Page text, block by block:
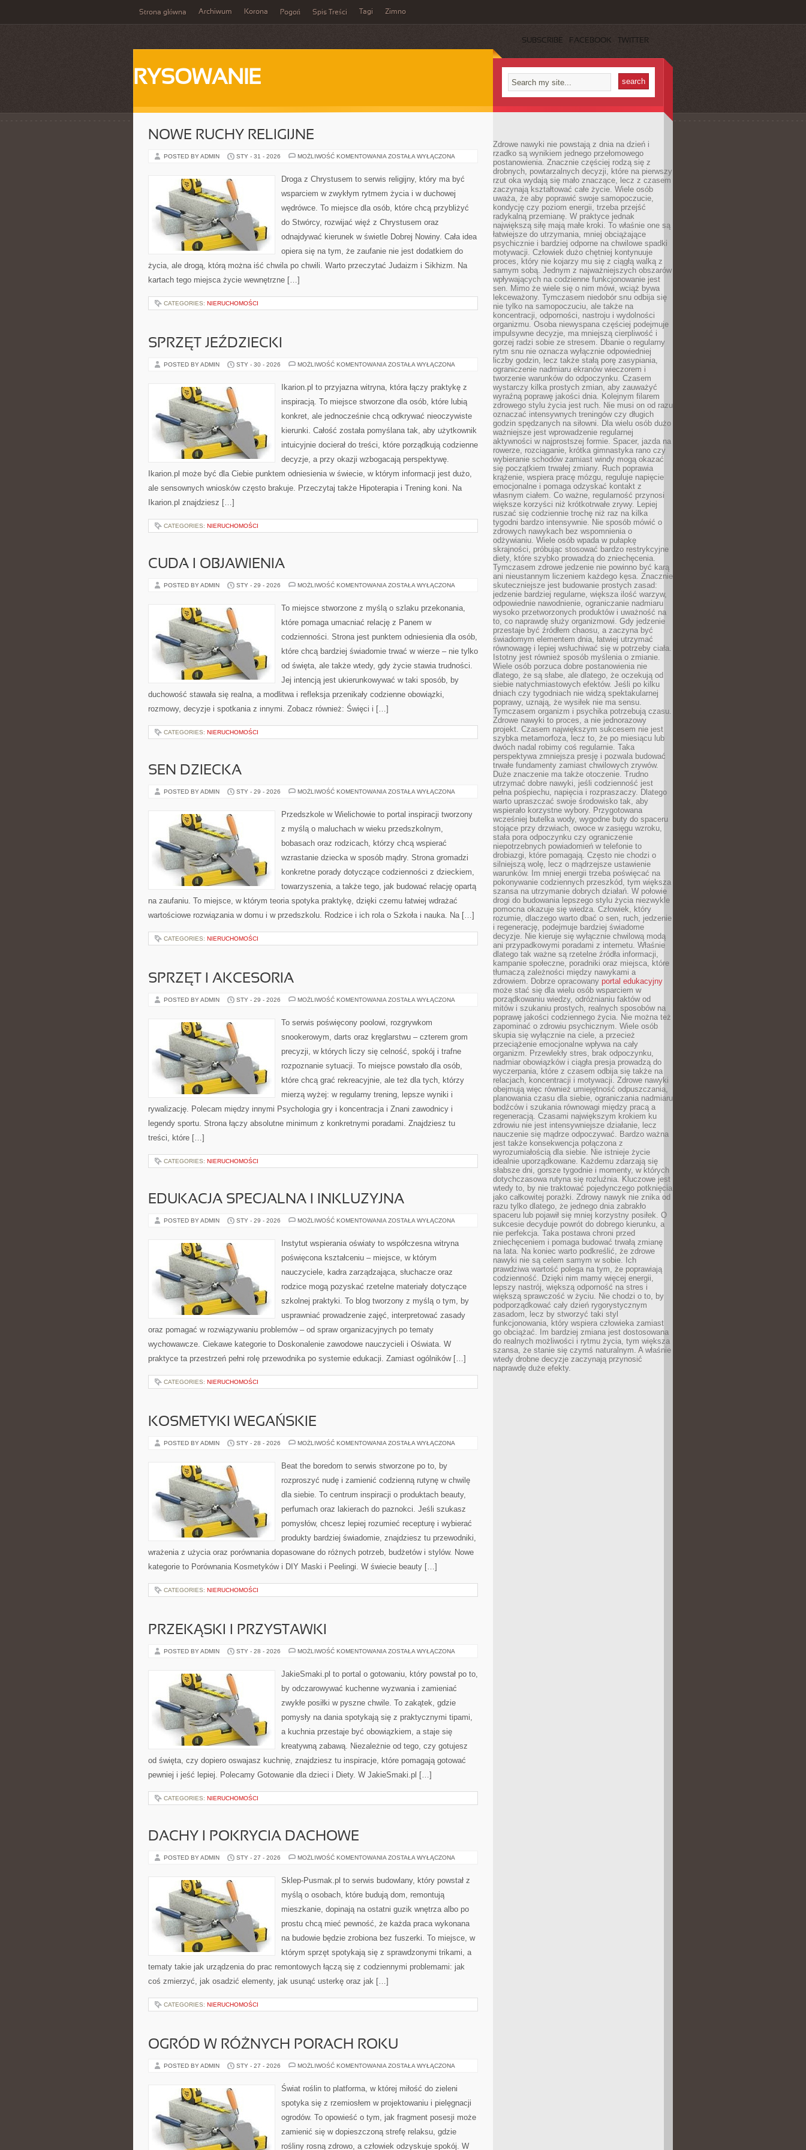
Strona główna Archiwum Korona Pogoń Spis Treści Tagi Zimno
SUBSCRIBE FACEBOOK TWITTER
RYSOWANIE
NOWE RUCHY RELIGIJNE
POSTED BY ADMIN STY - 31 - 2026 MOŻLIWOŚĆ KOMENTOWANIA NOWE
ZOSTAŁA WYŁĄCZONA
Droga z Chrystusem to serwis religijny, który ma być
wsparciem w zwykłym rytmem życia i w duchowej
wędrówce. To miejsce dla osób, które chcą przybliżyć
do Stwórcy, rozwijać więź z Chrystusem oraz
odnajdywać kierunek w świetle Dobrej Nowiny. Cała idea
opiera się na tym, że zaufanie nie jest dodatkiem do
życia, ale drogą, którą można iść chwila po chwili. Warto przeczytać Judaizm i Sikhizm. Na
kartach tego miejsca życie wewnętrzne […]
CATEGORIES: NIERUCHOMOŚCI
SPRZĘT JEŹDZIECKI
POSTED BY ADMIN STY - 30 - 2026 MOŻLIWOŚĆ KOMENTOWANIA SPRZĘT
ZOSTAŁA WYŁĄCZONA
Ikarion.pl to przyjazna witryna, która łączy praktykę z
inspiracją. To miejsce stworzone dla osób, które lubią
konkret, ale jednocześnie chcą odkrywać nieoczywiste
kierunki. Całość została pomyślana tak, aby użytkownik
intuicyjnie docierał do treści, które porządkują codzienne
decyzje, a przy okazji wzbogacają perspektywę.
Ikarion.pl może być dla Ciebie punktem odniesienia w świecie, w którym informacji jest dużo,
ale sensownych wniosków często brakuje. Przeczytaj także Hipoterapia i Trening koni. Na
Ikarion.pl znajdziesz […]
CATEGORIES: NIERUCHOMOŚCI
CUDA I OBJAWIENIA
POSTED BY ADMIN STY - 29 - 2026 MOŻLIWOŚĆ KOMENTOWANIA CUDA
ZOSTAŁA WYŁĄCZONA
To miejsce stworzone z myślą o szlaku przekonania,
które pomaga umacniać relację z Panem w
codzienności. Strona jest punktem odniesienia dla osób,
które chcą bardziej świadomie trwać w wierze – nie tylko
od święta, ale także wtedy, gdy życie stawia trudności.
Jej intencją jest ukierunkowywać w taki sposób, by
duchowość stawała się realna, a modlitwa i refleksja przenikały codzienne obowiązki,
rozmowy, decyzje i spotkania z innymi. Zobacz również: Święci i […]
CATEGORIES: NIERUCHOMOŚCI
SEN DZIECKA
POSTED BY ADMIN STY - 29 - 2026 MOŻLIWOŚĆ KOMENTOWANIA SEN
ZOSTAŁA WYŁĄCZONA
Przedszkole w Wielichowie to portal inspiracji tworzony
z myślą o maluchach w wieku przedszkolnym,
bobasach oraz rodzicach, którzy chcą wspierać
wzrastanie dziecka w sposób mądry. Strona gromadzi
konkretne porady dotyczące codzienności z dzieckiem,
towarzyszenia, a także tego, jak budować relację opartą
na zaufaniu. To miejsce, w którym teoria spotyka praktykę, dzięki czemu łatwiej wdrażać
wartościowe rozwiązania w domu i w przedszkolu. Rodzice i ich rola o Szkoła i nauka. Na […]
CATEGORIES: NIERUCHOMOŚCI
SPRZĘT I AKCESORIA
POSTED BY ADMIN STY - 29 - 2026 MOŻLIWOŚĆ KOMENTOWANIA SPRZĘT
ZOSTAŁA WYŁĄCZONA
To serwis poświęcony poolowi, rozgrywkom
snookerowym, darts oraz kręglarstwu – czterem grom
precyzji, w których liczy się celność, spokój i trafne
rozpoznanie sytuacji. To miejsce powstało dla osób,
które chcą grać rekreacyjnie, ale też dla tych, którzy
mierzą wyżej: w regularny trening, lepsze wyniki i
rywalizację. Polecam między innymi Psychologia gry i koncentracja i Znani zawodnicy i
legendy sportu. Strona łączy absolutne minimum z konkretnymi poradami. Znajdziesz tu
treści, które […]
CATEGORIES: NIERUCHOMOŚCI
EDUKACJA SPECJALNA I INKLUZYJNA
POSTED BY ADMIN STY - 29 - 2026 MOŻLIWOŚĆ KOMENTOWANIA EDUKACJA
INKLUZYJNA
ZOSTAŁA WYŁĄCZONA
Instytut wspierania oświaty to współczesna witryna
poświęcona kształceniu – miejsce, w którym
nauczyciele, kadra zarządzająca, słuchacze oraz
rodzice mogą pozyskać rzetelne materiały dotyczące
szkolnej praktyki. To blog tworzony z myślą o tym, by
usprawniać prowadzenie zajęć, interpretować zasady
oraz pomagać w rozwiązywaniu problemów – od spraw organizacyjnych po tematy
wychowawcze. Ciekawe kategorie to Doskonalenie zawodowe nauczycieli i Oświata. W
praktyce ta przestrzeń pełni rolę przewodnika po systemie edukacji. Zamiast ogólników […]
CATEGORIES: NIERUCHOMOŚCI
KOSMETYKI WEGAŃSKIE
POSTED BY ADMIN STY - 28 - 2026 MOŻLIWOŚĆ KOMENTOWANIA KOSMETYKI
ZOSTAŁA WYŁĄCZONA
Beat the boredom to serwis stworzone po to, by
rozproszyć nudę i zamienić codzienną rutynę w chwilę
dla siebie. To centrum inspiracji o produktach beauty,
perfumach oraz lakierach do paznokci. Jeśli szukasz
pomysłów, chcesz lepiej rozumieć recepturę i wybierać
produkty bardziej świadomie, znajdziesz tu przewodniki,
wrażenia z użycia oraz porównania dopasowane do różnych potrzeb, budżetów i stylów. Nowe
kategorie to Porównania Kosmetyków i DIY Maski i Peelingi. W świecie beauty […]
CATEGORIES: NIERUCHOMOŚCI
PRZEKĄSKI I PRZYSTAWKI
POSTED BY ADMIN STY - 28 - 2026 MOŻLIWOŚĆ KOMENTOWANIA PRZEKĄSKI
ZOSTAŁA WYŁĄCZONA
JakieSmaki.pl to portal o gotowaniu, który powstał po to,
by odczarowywać kuchenne wyzwania i zamieniać
zwykłe posiłki w pyszne chwile. To zakątek, gdzie
pomysły na dania spotykają się z praktycznymi tipami,
a kuchnia przestaje być obowiązkiem, a staje się
kreatywną zabawą. Niezależnie od tego, czy gotujesz
od święta, czy dopiero oswajasz kuchnię, znajdziesz tu inspiracje, które pomagają gotować
pewniej i jeść lepiej. Polecamy Gotowanie dla dzieci i Diety. W JakieSmaki.pl […]
CATEGORIES: NIERUCHOMOŚCI
DACHY I POKRYCIA DACHOWE
POSTED BY ADMIN STY - 27 - 2026 MOŻLIWOŚĆ KOMENTOWANIA DACHY
DACHOWE
ZOSTAŁA WYŁĄCZONA
Sklep-Pusmak.pl to serwis budowlany, który powstał z
myślą o osobach, które budują dom, remontują
mieszkanie, dopinają na ostatni guzik wnętrza albo po
prostu chcą mieć pewność, że każda praca wykonana
na budowie będzie zrobiona bez fuszerki. To miejsce, w
którym sprzęt spotykają się z sprawdzonymi trikami, a
tematy takie jak urządzenia do prac remontowych łączą się z codziennymi problemami: jak
coś zmierzyć, jak osadzić elementy, jak usunąć usterkę oraz jak […]
CATEGORIES: NIERUCHOMOŚCI
OGRÓD W RÓŻNYCH PORACH ROKU
POSTED BY ADMIN STY - 27 - 2026 MOŻLIWOŚĆ KOMENTOWANIA OGRÓD
PORACH
ROKU
ZOSTAŁA WYŁĄCZONA
Świat roślin to platforma, w której miłość do zieleni
spotyka się z rzemiosłem w projektowaniu i pielęgnacji
ogrodów. To opowieść o tym, jak fragment posesji może
zamienić się w dopieszczoną strefę relaksu, gdzie
rośliny rosną zdrowo, a człowiek odzyskuje spokój. W
Zdrowe nawyki nie powstają z dnia na dzień i
rzadko są wynikiem jednego przełomowego
postanowienia. Znacznie częściej rodzą się z
drobnych, powtarzalnych decyzji, które na pierwszy
rzut oka wydają się mało znaczące, lecz z czasem
zaczynają kształtować całe życie. Wiele osób
uważa, że aby poprawić swoje samopoczucie,
kondycję czy poziom energii, trzeba przejść
radykalną przemianę. W praktyce jednak
największą siłę mają małe kroki. To właśnie one są
łatwiejsze do utrzymania, mniej obciążające
psychicznie i bardziej odporne na chwilowe spadki
motywacji. Człowiek dużo chętniej kontynuuje
proces, który nie kojarzy mu się z ciągłą walką z
samym sobą. Jednym z najważniejszych obszarów
wpływających na codzienne funkcjonowanie jest
sen. Mimo że wiele się o nim mówi, wciąż bywa
lekceważony. Tymczasem niedobór snu odbija się
nie tylko na samopoczuciu, ale także na
koncentracji, odporności, nastroju i wydolności
organizmu. Osoba niewyspana częściej podejmuje
impulsywne decyzje, ma mniejszą cierpliwość i
gorzej radzi sobie ze stresem. Dbanie o regularny
rytm snu nie oznacza wyłącznie odpowiedniej
liczby godzin, lecz także stałą porę zasypiania,
ograniczenie nadmiaru ekranów wieczorem i
tworzenie warunków do odpoczynku. Czasem
wystarczy kilka prostych zmian, aby zauważyć
wyraźną poprawę jakości dnia. Kolejnym filarem
zdrowego stylu życia jest ruch. Nie musi on od razu
oznaczać intensywnych treningów czy długich
godzin spędzanych na siłowni. Dla wielu osób dużo
ważniejsze jest wprowadzenie regularnej
aktywności w najprostszej formie. Spacer, jazda na
rowerze, rozciąganie, krótka gimnastyka rano czy
wybieranie schodów zamiast windy mogą okazać
się początkiem trwałej zmiany. Ruch poprawia
krążenie, wspiera pracę mózgu, reguluje napięcie
emocjonalne i pomaga odzyskać kontakt z
własnym ciałem. Co ważne, regularność przynosi
większe korzyści niż krótkotrwałe zrywy. Lepiej
ruszać się codziennie trochę niż raz na kilka
tygodni bardzo intensywnie. Nie sposób mówić o
zdrowych nawykach bez wspomnienia o
odżywianiu. Wiele osób wpada w pułapkę
skrajności, próbując stosować bardzo restrykcyjne
diety, które szybko prowadzą do zniechęcenia.
Tymczasem zdrowe jedzenie nie powinno być karą
ani nieustannym liczeniem każdego kęsa. Znacznie
skuteczniejsze jest budowanie prostych zasad:
jedzenie bardziej regularne, większa ilość warzyw,
odpowiednie nawodnienie, ograniczanie nadmiaru
wysoko przetworzonych produktów i uważność na
to, co naprawdę służy organizmowi. Gdy jedzenie
przestaje być źródłem chaosu, a zaczyna być
świadomym elementem dnia, łatwiej utrzymać
równowagę i lepiej wsłuchiwać się w potrzeby ciała.
Istotny jest również sposób myślenia o zmianie.
Wiele osób porzuca dobre postanowienia nie
dlatego, że są słabe, ale dlatego, że oczekują od
siebie natychmiastowych efektów. Jeśli po kilku
dniach czy tygodniach nie widzą spektakularnej
poprawy, uznają, że wysiłek nie ma sensu.
Tymczasem organizm i psychika potrzebują czasu.
Zdrowe nawyki to proces, a nie jednorazowy
projekt. Czasem największym sukcesem nie jest
szybka metamorfoza, lecz to, że po miesiącu lub
dwóch nadal robimy coś regularnie. Taka
perspektywa zmniejsza presję i pozwala budować
trwałe fundamenty zamiast chwilowych zrywów.
Duże znaczenie ma także otoczenie. Trudno
utrzymać dobre nawyki, jeśli codzienność jest
pełna pośpiechu, napięcia i rozpraszaczy. Dlatego
warto upraszczać swoje środowisko tak, aby
wspierało korzystne wybory. Przygotowana
wcześniej butelka wody, wygodne buty do spaceru
stojące przy drzwiach, owoce w zasięgu wzroku,
stała pora odpoczynku czy ograniczenie
niepotrzebnych powiadomień w telefonie to
drobiazgi, które pomagają. Często nie chodzi o
silniejszą wolę, lecz o mądrzejsze ustawienie
warunków. Im mniej energii trzeba poświęcać na
pokonywanie codziennych przeszkód, tym większa
szansa na utrzymanie dobrych działań. W połowie
drogi do budowania lepszego stylu życia niezwykle
pomocna okazuje się wiedza. Człowiek, który
rozumie, dlaczego warto dbać o sen, ruch, jedzenie
i regenerację, podejmuje bardziej świadome
decyzje. Nie kieruje się wyłącznie chwilową modą
ani przypadkowymi poradami z internetu. Właśnie
dlatego tak ważne są rzetelne źródła informacji,
kampanie społeczne, poradniki oraz miejsca, które
tłumaczą zależności między nawykami a
zdrowiem. Dobrze opracowany portal edukacyjny
może stać się dla wielu osób wsparciem w
porządkowaniu wiedzy, odróżnianiu faktów od
mitów i szukaniu prostych, realnych sposobów na
poprawę jakości codziennego życia. Nie można też
zapominać o zdrowiu psychicznym. Wiele osób
skupia się wyłącznie na ciele, a przecież
przeciążenie emocjonalne wpływa na cały
organizm. Przewlekły stres, brak odpoczynku,
nadmiar obowiązków i ciągła presja prowadzą do
wyczerpania, które z czasem odbija się także na
relacjach, koncentracji i motywacji. Zdrowe nawyki
obejmują więc również umiejętność odpuszczania,
planowania czasu dla siebie, ograniczania nadmiaru
bodźców i szukania równowagi między pracą a
regeneracją. Czasami największym krokiem ku
zdrowiu nie jest intensywniejsze działanie, lecz
nauczenie się mądrze odpoczywać. Bardzo ważna
jest także konsekwencja połączona z
wyrozumiałością dla siebie. Nie istnieje życie
idealnie uporządkowane. Każdemu zdarzają się
słabsze dni, gorsze tygodnie i momenty, w których
dotychczasowa rutyna się rozluźnia. Kluczowe jest
wtedy to, by nie traktować pojedynczego potknięcia
jako całkowitej porażki. Zdrowy nawyk nie znika od
razu tylko dlatego, że jednego dnia zabrakło
spaceru lub pojawił się mniej korzystny posiłek. O
sukcesie decyduje powrót do dobrego kierunku, a
nie perfekcja. Taka postawa chroni przed
zniechęceniem i pomaga budować trwałą zmianę
na lata. Na koniec warto podkreślić, że zdrowe
nawyki nie są celem samym w sobie. Ich
prawdziwa wartość polega na tym, że poprawiają
codzienność. Dzięki nim mamy więcej energii,
lepszy nastrój, większą odporność na stres i
większą sprawczość w życiu. Nie chodzi o to, by
podporządkować cały dzień rygorystycznym
zasadom, lecz by stworzyć taki styl
funkcjonowania, który wspiera człowieka zamiast
go obciążać. Im bardziej zmiana jest dostosowana
do realnych możliwości i rytmu życia, tym większa
szansa, że stanie się czymś naturalnym. A właśnie
wtedy drobne decyzje zaczynają przynosić
naprawdę duże efekty.